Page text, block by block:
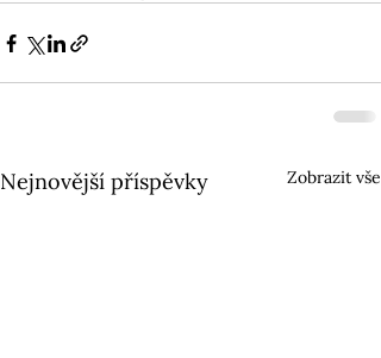
Nejnovější příspěvky Zobrazit vše